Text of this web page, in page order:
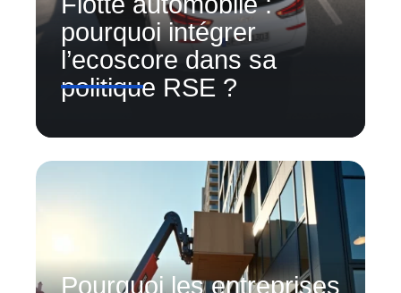
pourquoi intégrer
l’ecoscore dans sa
politique RSE ?
Pourquoi les entreprises